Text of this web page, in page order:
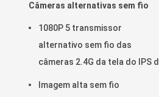
Câmeras alternativas sem fio
1080P 5 transmissor
alternativo sem fio das
câmeras 2.4G da tela do IPS
Imagem alta sem fio